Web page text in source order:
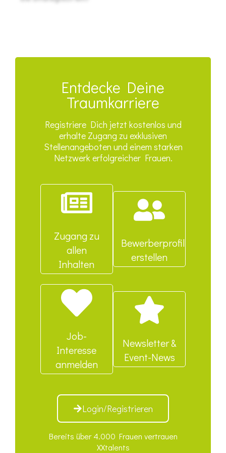
Entdecke Deine
Traumkarriere
Registriere Dich jetzt kostenlos und
erhalte Zugang zu exklusiven
Stellenangeboten und einem starken
Netzwerk erfolgreicher Frauen.
Zugang zu
allen
Inhalten
Bewerberprofil
erstellen
Job-
Interesse
anmelden
Newsletter &
Event-News
Login/Registrieren
Bereits über 4.000 Frauen vertrauen
XXtalents